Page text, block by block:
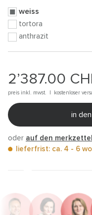
weiss
tortora
anthrazit
2’387.00
preis inkl. mwst. | kostenloser
in
oder auf den merkzettel
lieferfrist: ca. 4 - 6